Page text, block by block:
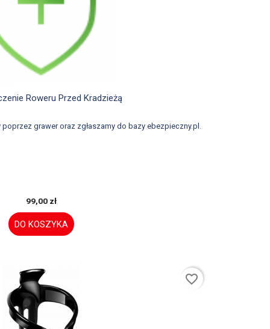
Szybki podgląd
Roweru Przed Kradzieżą
grawer oraz zgłaszamy do bazy ebezpieczny.pl.
99,00 zł
DO KOSZYKA
favorite_border